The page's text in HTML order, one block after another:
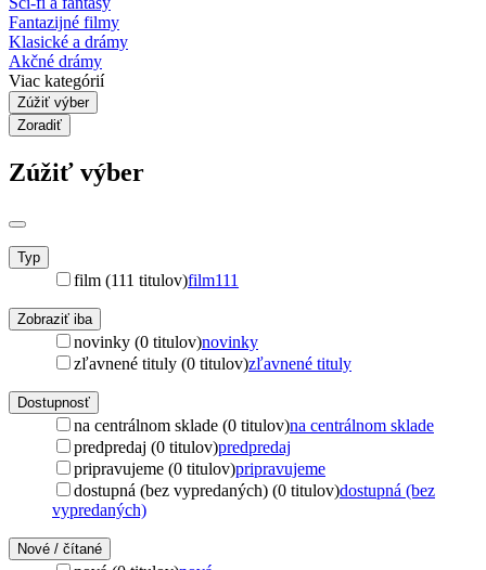
Fantazijné filmy
Klasické a drámy
Akčné drámy
Viac kategórií
Zúžiť výber
Zoradiť
Zúžiť výber
Typ
film (111 titulov)film111
Zobraziť iba
novinky (0 titulov)novinky
zľavnené tituly (0 titulov)zľavnené tituly
Dostupnosť
na centrálnom sklade (0 titulov)na centrálnom sklade
predpredaj (0 titulov)predpredaj
pripravujeme (0 titulov)pripravujeme
dostupná (bez vypredaných) (0 titulov)dostupná (bez
vypredaných)
Nové / čítané